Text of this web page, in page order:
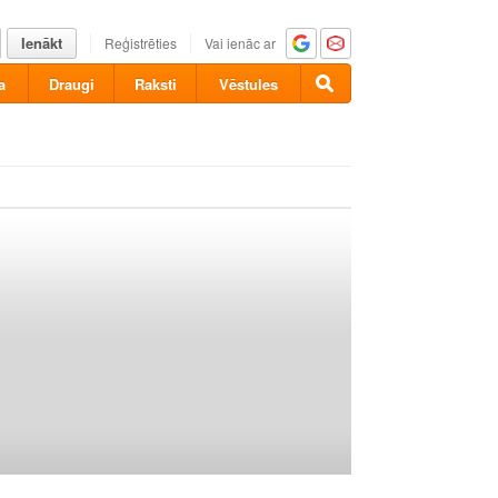
Ienākt Reģistrēties Vai ienāc ar
Draugi Raksti Vēstules